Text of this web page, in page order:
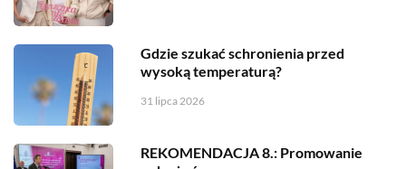
Gdzie szukać schronienia przed
wysoką temperaturą?
31 lipca 2026
REKOMENDACJA 8.: Promowanie